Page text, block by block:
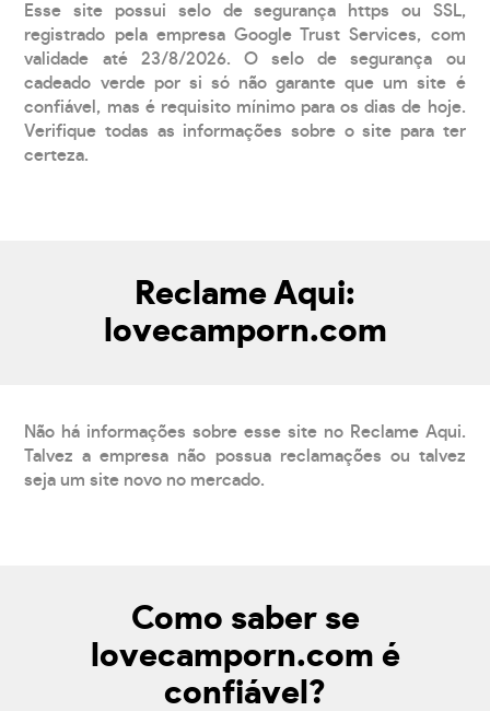
Esse site possui selo de segurança https ou SSL,
registrado pela empresa Google Trust Services, com
validade até 23/8/2026. O selo de segurança ou
cadeado verde por si só não garante que um site é
confiável, mas é requisito mínimo para os dias de hoje.
Verifique todas as informações sobre o site para ter
certeza.
Reclame Aqui:
lovecamporn.com
Não há informações sobre esse site no Reclame Aqui.
Talvez a empresa não possua reclamações ou talvez
seja um site novo no mercado.
Como saber se
lovecamporn.com é
confiável?